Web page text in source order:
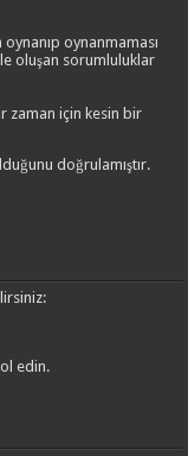
oynanıp oynanmaması
oluşan sorumluluklar
zaman için kesin bir
doğrulamıştır.
edin.